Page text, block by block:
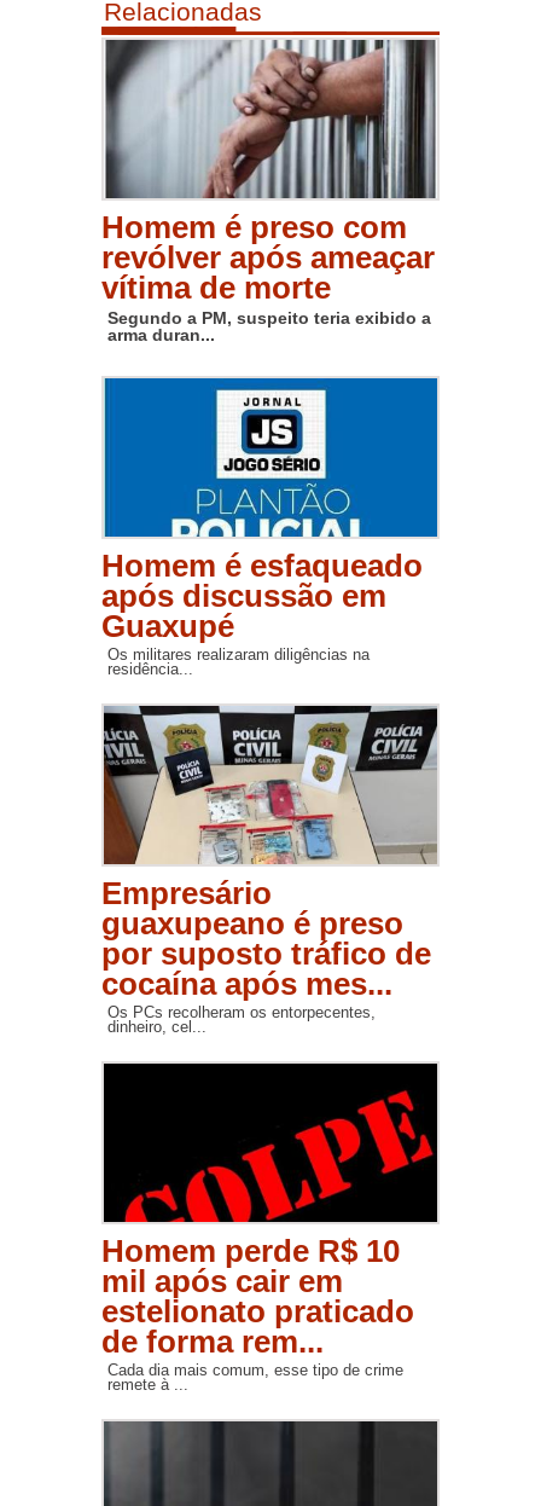
Relacionadas
Homem é preso com
revólver após ameaçar
vítima de morte
Segundo a PM, suspeito teria exibido a
arma duran...
Homem é esfaqueado
após discussão em
Guaxupé
Os militares realizaram diligências na
residência...
Empresário
guaxupeano é preso
por suposto tráfico de
cocaína após mes...
Os PCs recolheram os entorpecentes,
dinheiro, cel...
Homem perde R$ 10
mil após cair em
estelionato praticado
de forma rem...
Cada dia mais comum, esse tipo de crime
remete à ...